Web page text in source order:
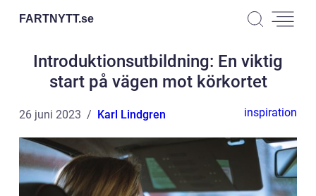
FARTNYTT.se
Introduktionsutbildning: En viktig
start på vägen mot körkortet
26 juni 2023 Karl Lindgren inspiration